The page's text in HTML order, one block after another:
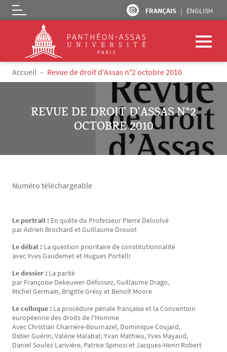
Aller au contenu principal
FRANÇAIS ENGLISH
Logo
Fil d'Ariane
Accueil Revue de droit d'Assas n°2 octobre 2010
REVUE DE DROIT D'ASSAS N°2
OCTOBRE 2010
Numéro téléchargeable
Texte
Le portrait : En quête du Professeur Pierre Delvolvé
par Adrien Brochard et Guillaume Drouot
Le débat : La question prioritaire de constitutionnalité
avec Yves Gaudemet et Hugues Portelli
Le dossier : La parité
par Françoise Dekeuwer-Défossez, Guillaume Drago,
Michel Germain, Brigitte Grésy et Benoît Moore
Le colloque : La procédure pénale française et la Convention
européenne des droits de l'Homme
Avec Christian Charrière-Bournazel, Dominique Coujard,
Didier Guérin, Valérie Malabat, Yvan Mathieu, Yves Mayaud,
Daniel Soulez Larivière, Patrice Spinosi et Jacques-Henri Robert